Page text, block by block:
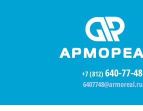
+7 (812) 640-77-48
6407748@armoreal.ru